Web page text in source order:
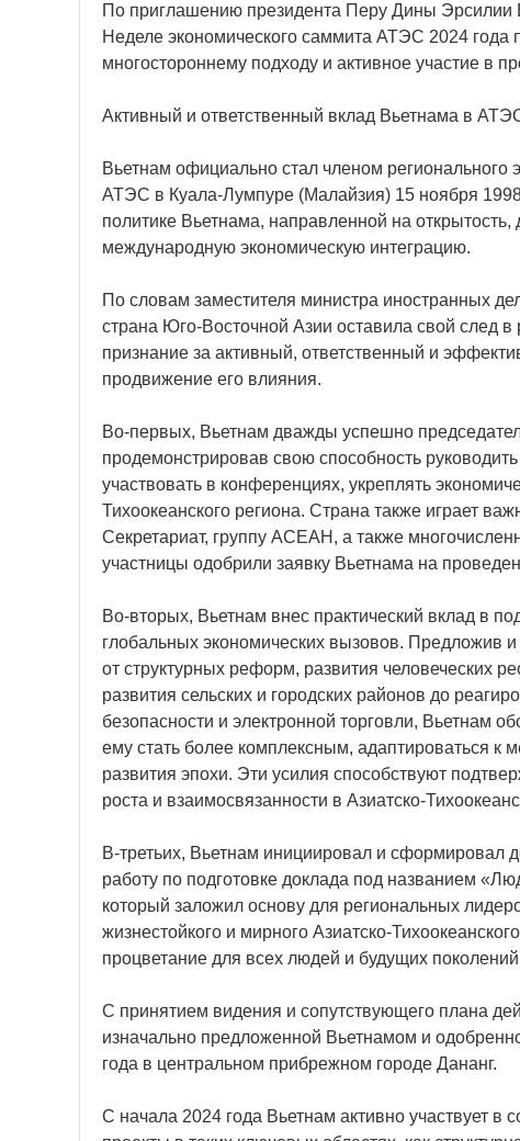
По приглашению президента Перу Дины Эрсилии
Неделе экономического саммита АТЭС 2024 года
многостороннему подходу и активное участие в
Активный и ответственный вклад Вьетнама в
Вьетнам официально стал членом регионального
АТЭС в Куала-Лумпуре (Малайзия) 15 ноября
политике Вьетнама, направленной на
международную экономическую интеграцию.
По словам заместителя министра иностранных
страна Юго-Восточной Азии оставила свой след в
признание за активный, ответственный и
продвижение его влияния.
Во-первых, Вьетнам дважды успешно
продемонстрировав свою способность
участвовать в конференциях, укреплять
Тихоокеанского региона. Страна также играет
Секретариат, группу АСЕАН, а также
участницы одобрили заявку Вьетнама на
Во-вторых, Вьетнам внес практический вклад в
глобальных экономических вызовов. Предложив
от структурных реформ, развития человеческих
развития сельских и городских районов до
безопасности и электронной торговли, Вьетнам
ему стать более комплексным, адаптироваться
развития эпохи. Эти усилия способствуют
роста и взаимосвязанности в Азиатско-
В-третьих, Вьетнам инициировал и сформировал
работу по подготовке доклада под названием
который заложил основу для региональных
жизнестойкого и мирного Азиатско-
процветание для всех людей и будущих
С принятием видения и сопутствующего плана
изначально предложенной Вьетнамом и
года в центральном прибрежном городе Дананг.
С начала 2024 года Вьетнам активно участвует в